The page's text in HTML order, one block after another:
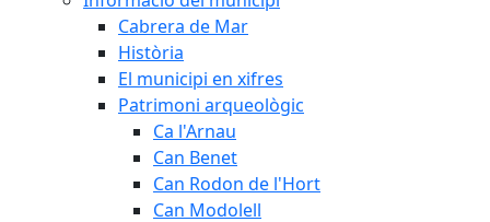
Cabrera de Mar
Història
El municipi en xifres
Patrimoni arqueològic
Ca l'Arnau
Can Benet
Can Rodon de l'Hort
Can Modolell